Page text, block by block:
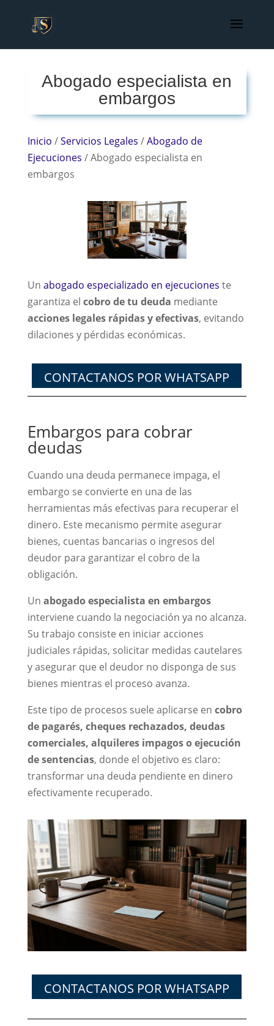
Abogado especialista en
embargos
Inicio /Servicios Legales /Abogado de
Ejecuciones /Abogado especialista en
embargos
Un abogado especializado en ejecuciones te
garantiza el cobro de tu deuda mediante
acciones legales rápidas y efectivas, evitando
dilaciones y pérdidas económicas.
CONTACTANOS POR WHATSAPP
Embargos para cobrar
deudas
Cuando una deuda permanece impaga, el
embargo se convierte en una de las
herramientas más efectivas para recuperar el
dinero. Este mecanismo permite asegurar
bienes, cuentas bancarias o ingresos del
deudor para garantizar el cobro de la
obligación.
Un abogado especialista en embargos
interviene cuando la negociación ya no alcanza.
Su trabajo consiste en iniciar acciones
judiciales rápidas, solicitar medidas cautelares
y asegurar que el deudor no disponga de sus
bienes mientras el proceso avanza.
Este tipo de procesos suele aplicarse en cobro
de pagarés, cheques rechazados, deudas
comerciales, alquileres impagos o ejecución
de sentencias, donde el objetivo es claro:
transformar una deuda pendiente en dinero
efectivamente recuperado.
CONTACTANOS POR WHATSAPP